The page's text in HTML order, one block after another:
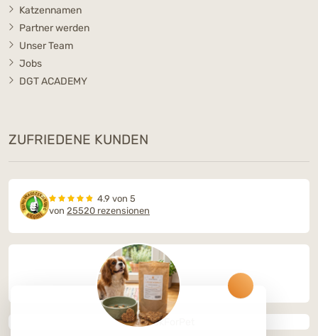
Katzennamen
Partner werden
Unser Team
Jobs
DGT ACADEMY
ZUFRIEDENE KUNDEN
4.9 von 5
von 25520 rezensionen